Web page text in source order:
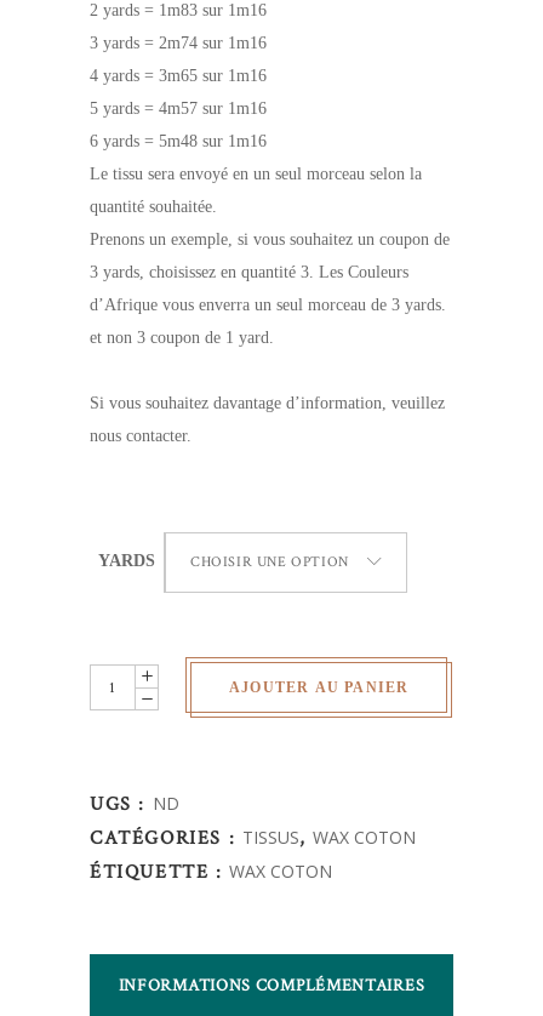
2 yards = 1m83 sur 1m16
3 yards = 2m74 sur 1m16
4 yards = 3m65 sur 1m16
5 yards = 4m57 sur 1m16
6 yards = 5m48 sur 1m16
Le tissu sera envoyé en un seul morceau selon la
quantité souhaitée.
Prenons un exemple, si vous souhaitez un coupon de
3 yards, choisissez en quantité 3. Les Couleurs
d’Afrique vous enverra un seul morceau de 3 yards.
et non 3 coupon de 1 yard.
Si vous souhaitez davantage d’information, veuillez
nous contacter.
YARDS CHOISIR UNE OPTION
Wax
Africain
quantity
AJOUTER AU PANIER
UGS : ND
CATÉGORIES : TISSUS,WAX COTON
ÉTIQUETTE :WAX COTON
INFORMATIONS COMPLÉMENTAIRES